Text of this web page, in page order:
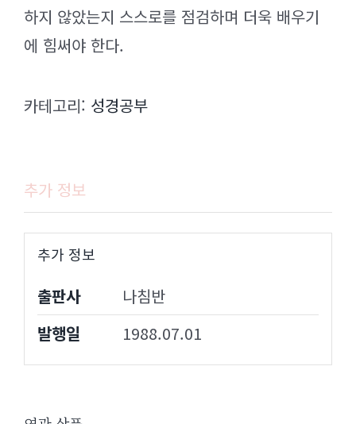
하지 않았는지 스스로를 점검하며 더욱 배우기
에 힘써야 한다.
카테고리: 성경공부
추가 정보
추가 정보
출판사
나침반
발행일
1988.07.01